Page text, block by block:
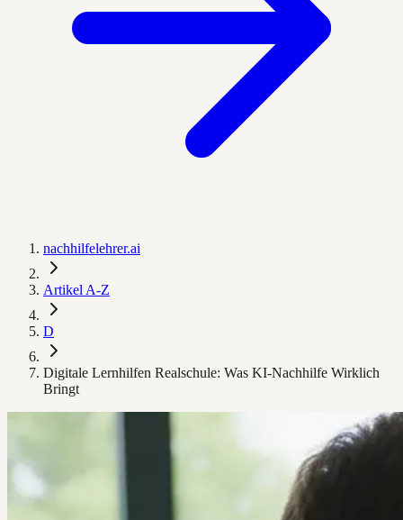
nachhilfelehrer.ai
Artikel A-Z
D
Digitale Lernhilfen Realschule: Was KI-Nachhilfe Wirklich
Bringt